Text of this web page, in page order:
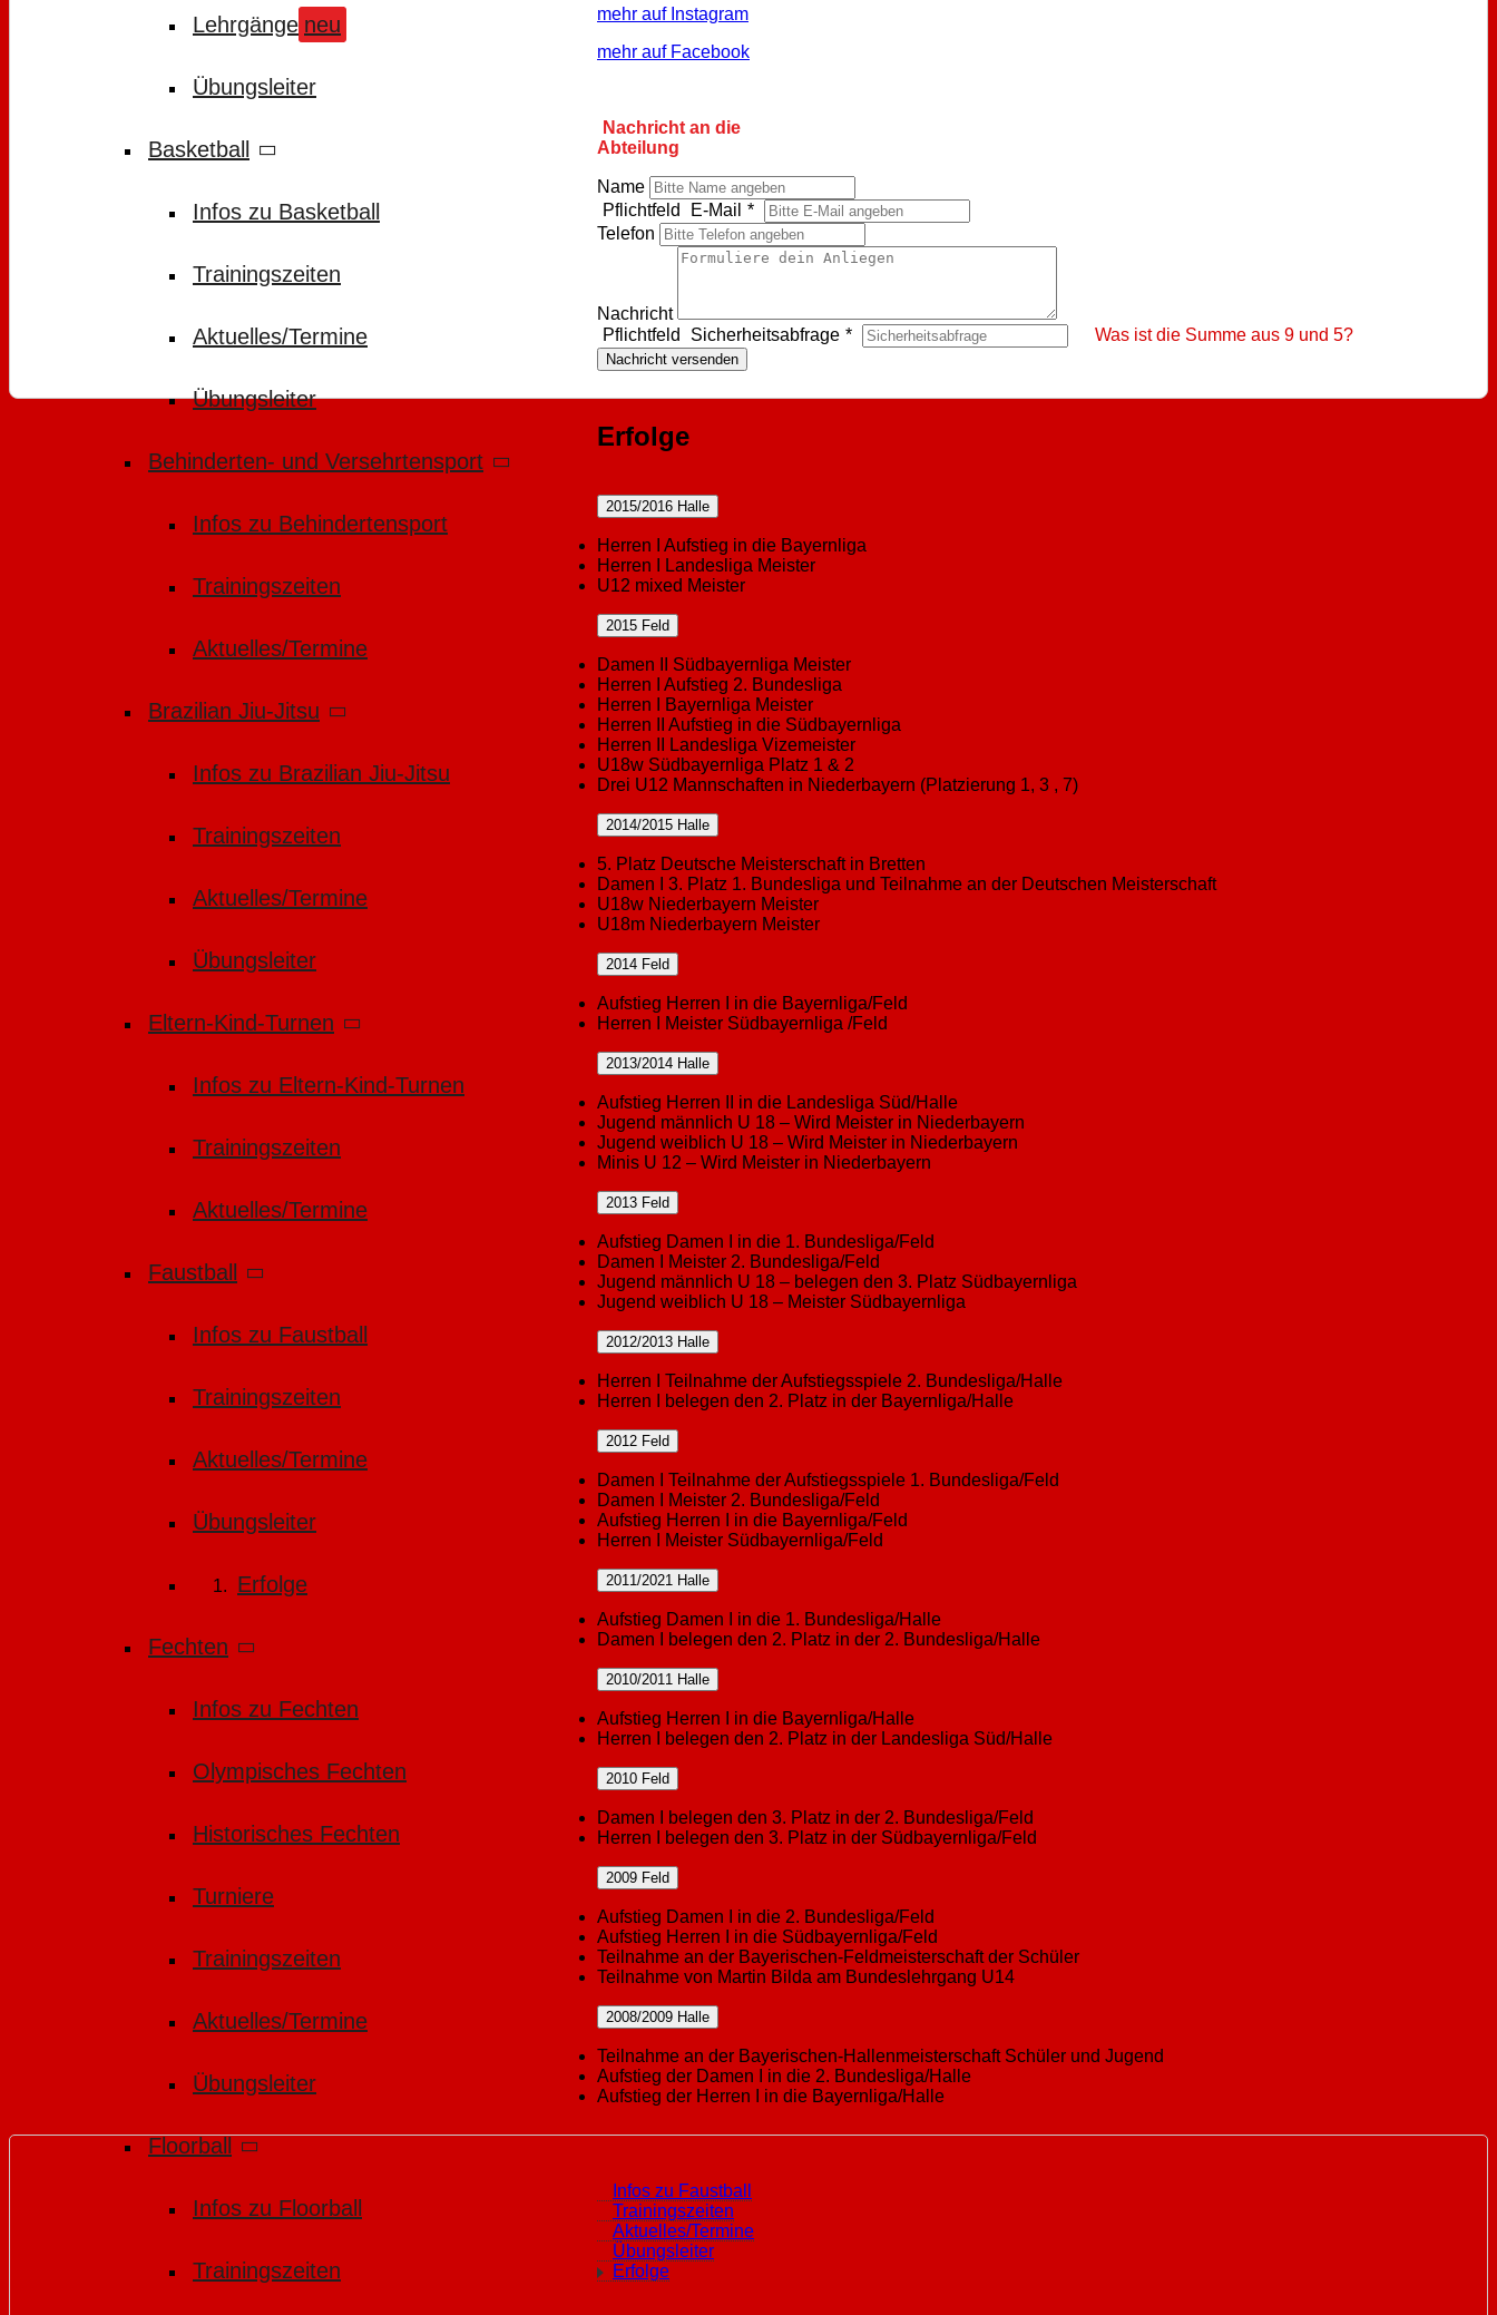
Lehrgänge neu
Übungsleiter
Basketball
Infos zu Basketball
Trainingszeiten
Aktuelles/Termine
Übungsleiter
Behinderten- und Versehrtensport
Infos zu Behindertensport
Trainingszeiten
Aktuelles/Termine
Brazilian Jiu-Jitsu
Infos zu Brazilian Jiu-Jitsu
Trainingszeiten
Aktuelles/Termine
Übungsleiter
Eltern-Kind-Turnen
Infos zu Eltern-Kind-Turnen
Trainingszeiten
Aktuelles/Termine
Faustball
Infos zu Faustball
Trainingszeiten
Aktuelles/Termine
Übungsleiter
Erfolge
Fechten
Infos zu Fechten
Olympisches Fechten
Historisches Fechten
Turniere
Trainingszeiten
Aktuelles/Termine
Übungsleiter
Floorball
Infos zu Floorball
Trainingszeiten
mehr auf Instagram
mehr auf Facebook
Nachricht an die
Abteilung
Name
Pflichtfeld
E-Mail *
Telefon
Nachricht
Pflichtfeld
Sicherheitsabfrage * Was ist die Summe aus 9 und 5?
Nachricht versenden
Erfolge
2015/2016 Halle
Herren I Aufstieg in die Bayernliga
Herren I Landesliga Meister
U12 mixed Meister
2015 Feld
Damen II Südbayernliga Meister
Herren I Aufstieg 2. Bundesliga
Herren I Bayernliga Meister
Herren II Aufstieg in die Südbayernliga
Herren II Landesliga Vizemeister
U18w Südbayernliga Platz 1 & 2
Drei U12 Mannschaften in Niederbayern (Platzierung 1, 3 , 7)
2014/2015 Halle
5. Platz Deutsche Meisterschaft in Bretten
Damen I 3. Platz 1. Bundesliga und Teilnahme an der Deutschen Meisterschaft
U18w Niederbayern Meister
U18m Niederbayern Meister
2014 Feld
Aufstieg Herren I in die Bayernliga/Feld
Herren I Meister Südbayernliga /Feld
2013/2014 Halle
Aufstieg Herren II in die Landesliga Süd/Halle
Jugend männlich U 18 – Wird Meister in Niederbayern
Jugend weiblich U 18 – Wird Meister in Niederbayern
Minis U 12 – Wird Meister in Niederbayern
2013 Feld
Aufstieg Damen I in die 1. Bundesliga/Feld
Damen I Meister 2. Bundesliga/Feld
Jugend männlich U 18 – belegen den 3. Platz Südbayernliga
Jugend weiblich U 18 – Meister Südbayernliga
2012/2013 Halle
Herren I Teilnahme der Aufstiegsspiele 2. Bundesliga/Halle
Herren I belegen den 2. Platz in der Bayernliga/Halle
2012 Feld
Damen I Teilnahme der Aufstiegsspiele 1. Bundesliga/Feld
Damen I Meister 2. Bundesliga/Feld
Aufstieg Herren I in die Bayernliga/Feld
Herren I Meister Südbayernliga/Feld
2011/2021 Halle
Aufstieg Damen I in die 1. Bundesliga/Halle
Damen I belegen den 2. Platz in der 2. Bundesliga/Halle
2010/2011 Halle
Aufstieg Herren I in die Bayernliga/Halle
Herren I belegen den 2. Platz in der Landesliga Süd/Halle
2010 Feld
Damen I belegen den 3. Platz in der 2. Bundesliga/Feld
Herren I belegen den 3. Platz in der Südbayernliga/Feld
2009 Feld
Aufstieg Damen I in die 2. Bundesliga/Feld
Aufstieg Herren I in die Südbayernliga/Feld
Teilnahme an der Bayerischen-Feldmeisterschaft der Schüler
Teilnahme von Martin Bilda am Bundeslehrgang U14
2008/2009 Halle
Teilnahme an der Bayerischen-Hallenmeisterschaft Schüler und Jugend
Aufstieg der Damen I in die 2. Bundesliga/Halle
Aufstieg der Herren I in die Bayernliga/Halle
Infos zu Faustball
Trainingszeiten
Aktuelles/Termine
Übungsleiter
Erfolge